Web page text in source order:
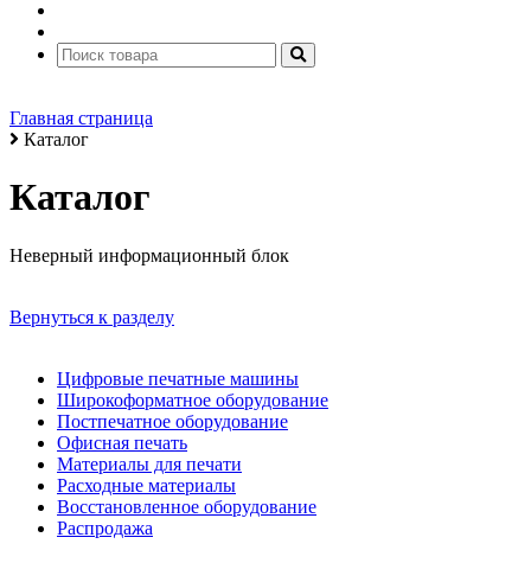
Главная страница
Каталог
Каталог
Неверный информационный блок
Вернуться к разделу
Цифровые печатные машины
Широкоформатное оборудование
Постпечатное оборудование
Офисная печать
Материалы для печати
Расходные материалы
Восстановленное оборудование
Распродажа